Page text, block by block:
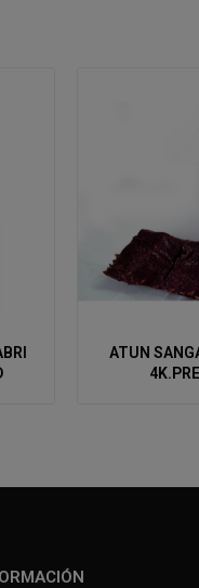
ATUN